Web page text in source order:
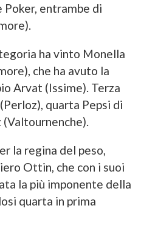
Poker, entrambe di
ha vinto Monella
che ha avuto la
Arvat (Issime). Terza
quarta Pepsi di
la regina del peso,
Ottin, che con i suoi
la più imponente della
quarta in prima